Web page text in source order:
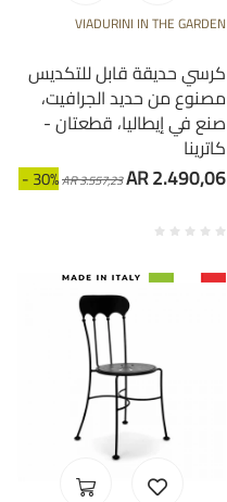
VIADURINI IN THE GARDEN
كرسي حديقة قابل للتكديس
مصنوع من حديد الجرافيت،
صنع في إيطاليا، قطعتان -
كاترينا
- 30%AR 3.557,23AR 2.490,06